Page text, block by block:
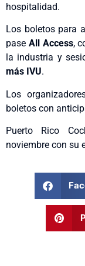
hospitalidad.
Los boletos para
pase All Access,
la industria y
más IVU.
Los
boletos con
Puerto Rico
noviembre con su